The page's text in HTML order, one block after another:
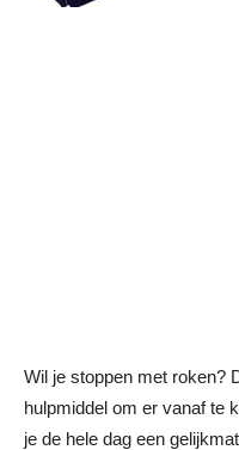
Wil je stoppen met roken?
hulpmiddel om er vanaf te
je de hele dag een